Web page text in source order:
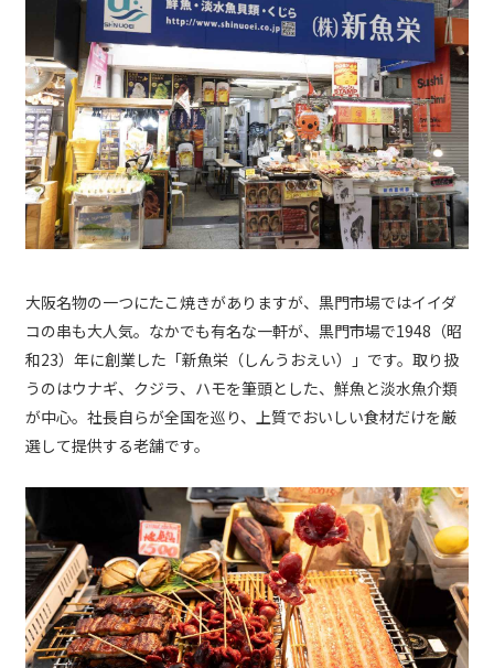
大阪名物の一つにたこ焼きがありますが、黒門市場ではイイダ
コの串も大人気。なかでも有名な一軒が、黒門市場で1948（昭
和23）年に創業した「新魚栄（しんうおえい）」です。取り扱
うのはウナギ、クジラ、ハモを筆頭とした、鮮魚と淡水魚介類
が中心。社長自らが全国を巡り、上質でおいしい食材だけを厳
選して提供する老舗です。